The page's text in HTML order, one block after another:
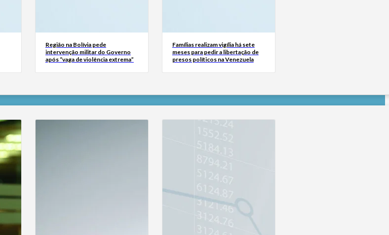
Região na Bolívia pede
intervenção militar do Governo
após “vaga de violência extrema”
Famílias realizam vigília há sete
meses para pedir a libertação de
presos políticos na Venezuela